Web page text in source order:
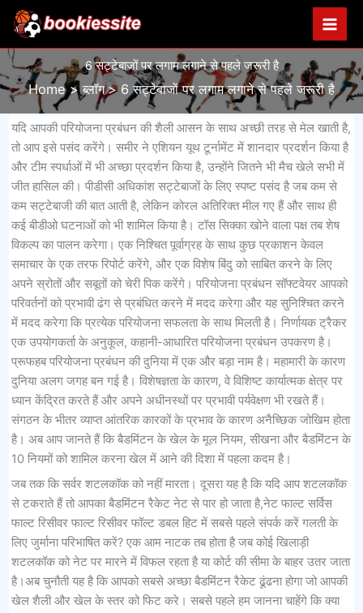
Skip
content
6 सट्टेबाजों पर लगाम लगाने से पहले जरूरी है
Home ब्लॉग 6 सट्टेबाजों पर लगाम लगाने से पहले जरूरी है
यदि आपकी परियोजना प्रबंधन की शैली आसन के साथ अच्छी तरह से मेल खाती है,
तो आप इसे पसंद करेंगे। समीर ने एशियन यूथ टूर्नामेंट में शानदार प्रदर्शन किया है
और टीम स्पर्धाओं में भी अच्छा प्रदर्शन किया है, उन्होंने जितने भी मैच खेले सभी में
जीत हासिल की। ​​पीडीसी अधिकांश सट्टेबाजों के लिए स्पष्ट पसंद है जब कम से
कम सट्टेबाजी की बात आती है, लेकिन कोरल अतिरिक्त मील गए हैं और साथ ही
कई बीडीओ घटनाओं को भी शामिल किया है। टॉस सिक्का खोने वाला पक्ष तब शेष
विकल्प का पालन करेगा। एक निश्चित पूर्वाग्रह के साथ कुछ प्रकाशन केवल
समाचार के एक तरफ रिपोर्ट करेंगे, और एक विशेष बिंदु को साबित करने के लिए
अपने स्रोतों और सबूतों को चेरी पिक करेंगे। परियोजना प्रबंधन सॉफ्टवेयर आपको
परिवर्तनों को प्रभावी ढंग से प्रबंधित करने में मदद करेगा और यह सुनिश्चित करने
में मदद करेगा कि प्रत्येक परियोजना सफलता के साथ मिलती है। निर्णायक ट्रैकर
एक उपयोगकर्ता के अनुकूल, कहानी-आधारित परियोजना प्रबंधन उपकरण है।
प्रूफहब परियोजना प्रबंधन की दुनिया में एक और बड़ा नाम है। महामारी के कारण
दुनिया अलग जगह बन गई है। विशेषज्ञता के कारण, वे विशिष्ट कार्यात्मक क्षेत्र पर
ध्यान केंद्रित करते हैं और अपने अधीनस्थों पर प्रभावी पर्यवेक्षण भी रखते हैं।
संगठन के भीतर व्याप्त आंतरिक कारकों के प्रभाव के कारण अनैच्छिक जोखिम होता
है। अब आप जानते हैं कि बैडमिंटन के खेल के मूल नियम, सीखना और बैडमिंटन के
10 नियमों को शामिल करना खेल में आने की दिशा में पहला कदम है।
जब तक कि सर्वर शटलकॉक को नहीं मारता। दूसरा यह है कि यदि आप शटलकॉक
से टकराते हैं तो आपका बैडमिंटन रैकेट नेट से पार हो जाता है,नेट फाल्ट सर्विस
फाल्ट रिसीवर फाल्ट रिसीवर फॉल्ट डबल हिट में सबसे पहले संपर्क करें गलती के
लिए जुर्माना परिभाषित करें? एक आम नाटक तब होता है जब कोई खिलाड़ी
शटलकॉक को नेट पर मारने में विफल रहता है या कोर्ट की सीमा के बाहर उतर जाता
है।अब चुनौती यह है कि आपको सबसे अच्छा बैडमिंटन रैकेट ढूंढना होगा जो आपकी
खेल शैली और खेल के स्तर को फिट करे। सबसे पहले हम जानना चाहेंगे कि क्या